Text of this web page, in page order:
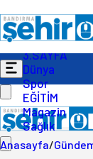
Gündem
Ekonomi
Politika
3.SAYFA
Dünya
Spor
EĞİTİM
Magazin
Sağlık
Anasayfa/